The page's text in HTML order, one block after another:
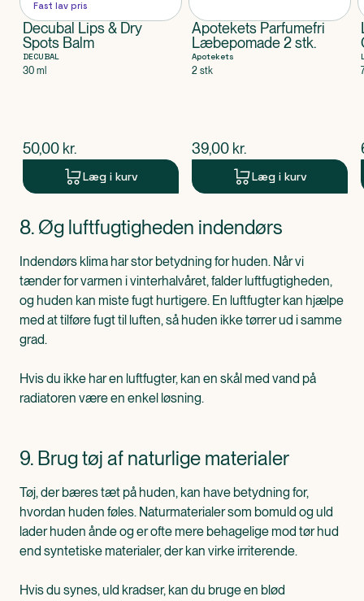
Fast lav pris
Decubal Lips & Dry
Spots Balm
DECUBAL
30 ml
$nuværende pris
50,00 kr.
Læg i kurv
Apotekets Parfumefri
Læbepomade 2 stk.
Apotekets
2 stk
$nuværende pris
39,00 kr.
Læg i kurv
8. Øg luftfugtigheden indendørs
Indendørs klima har stor betydning for huden. Når vi
tænder for varmen i vinterhalvåret, falder luftfugtigheden,
og huden kan miste fugt hurtigere. En luftfugter kan hjælpe
med at tilføre fugt til luften, så huden ikke tørrer ud i samme
grad.
Hvis du ikke har en luftfugter, kan en skål med vand på
radiatoren være en enkel løsning.
9. Brug tøj af naturlige materialer
Tøj, der bæres tæt på huden, kan have betydning for,
hvordan huden føles. Naturmaterialer som bomuld og uld
lader huden ånde og er ofte mere behagelige mod tør hud
end syntetiske materialer, der kan virke irriterende.
Hvis du synes, uld kradser, kan du bruge en blød